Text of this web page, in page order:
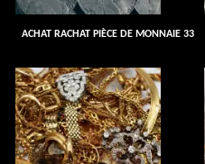
ACHAT RACHAT PIÈCE DE MONNAIE 33